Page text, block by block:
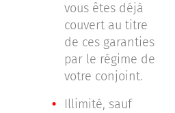
vous êtes déjà
couvert au titre
de ces garanties
par le régime de
votre conjoint.
Illimité, sauf